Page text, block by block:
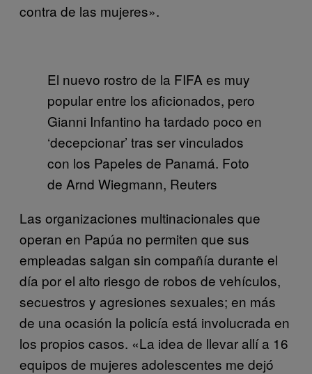
contra de las mujeres».
El nuevo rostro de la FIFA es muy
popular entre los aficionados, pero
Gianni Infantino ha tardado poco en
‘decepcionar’ tras ser vinculados
con los Papeles de Panamá. Foto
de Arnd Wiegmann, Reuters
Las organizaciones multinacionales que
operan en Papúa no permiten que sus
empleadas salgan sin compañía durante el
día por el alto riesgo de robos de vehículos,
secuestros y agresiones sexuales; en más
de una ocasión la policía está involucrada en
los propios casos. «La idea de llevar allí a 16
equipos de mujeres adolescentes me dejó